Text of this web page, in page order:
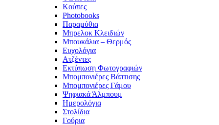
Κούπες
Photobooks
Παραμύθια
Μπρελοκ Κλειδιών
Μπουκάλια – Θερμός
Ευχολόγια
Ατζέντες
Εκτύπωση Φωτογραφιών
Μπομπονιέρες Βάπτισης
Μπομπονιέρες Γάμου
Ψηφιακά Άλμπουμ
Ημερολόγια
Στολίδια
Γούρια